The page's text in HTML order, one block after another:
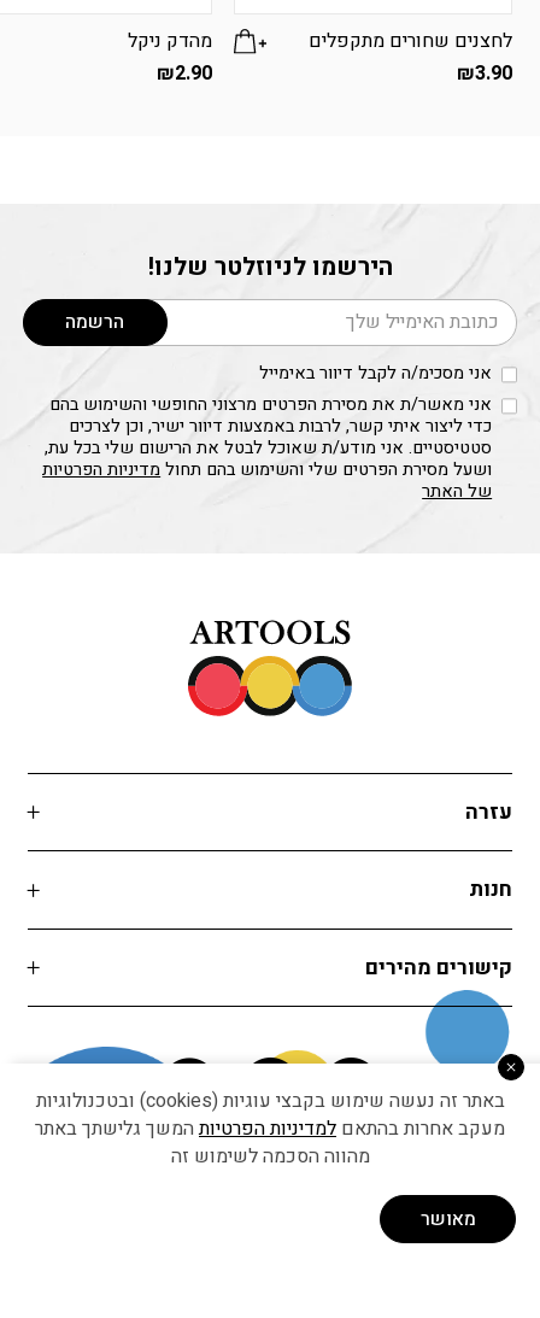
לחצנים שחורים מתקפלים
₪3.90
מהדק ניקל
₪2.90
הירשמו לניוזלטר שלנו!
דוא׳׳ל הרשמה
אני מסכימ/ה לקבל דיוור באימייל
אני מאשר/ת את מסירת הפרטים מרצוני החופשי והשימוש בהם
כדי ליצור איתי קשר, לרבות באמצעות דיוור ישיר, וכן לצרכים
סטטיסטיים. אני מודע/ת שאוכל לבטל את הרישום שלי בכל עת,
ושעל מסירת הפרטים שלי והשימוש בהם תחולמדיניות הפרטיות
של האתר
עזרה
חנות
קישורים מהירים
באתר זה נעשה שימוש בקבצי עוגיות (cookies) ובטכנולוגיות
מעקב אחרות בהתאם למדיניות הפרטיותהמשך גלישתך באתר
מהווה הסכמה לשימוש זה
מאושר